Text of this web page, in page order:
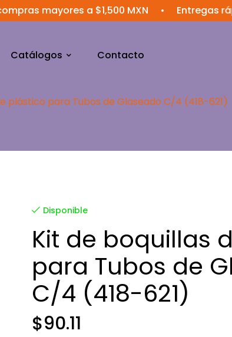
a $1,500 MXN • Entregas rápidas
Catálogos Contacto
plástico para Tubos de Glaseado C/4 (418-621)
Disponible
Kit de boquillas
para Tubos de
C/4 (418-621)
$90.11